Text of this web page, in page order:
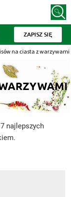
ZAPISZ SIĘ
na ciasta z warzywami
najlepszych